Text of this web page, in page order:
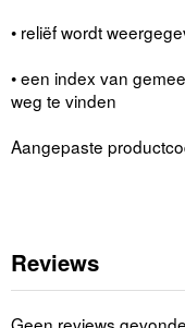
• reliëf wordt
• een index van
weg te vinden
Aangepaste
Reviews